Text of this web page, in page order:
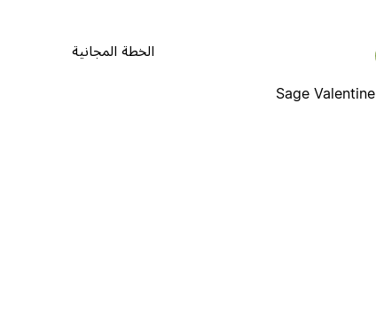
Sage Valentine
الخطة المجانية